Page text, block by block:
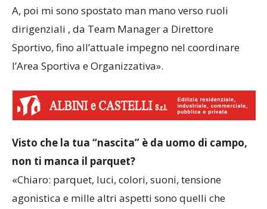
A, poi mi sono spostato man mano verso ruoli
dirigenziali , da Team Manager a Direttore
Sportivo, fino all’attuale impegno nel coordinare
l’Area Sportiva e Organizzativa».
Visto che la tua “nascita” è da uomo di campo,
non ti manca il parquet?
«Chiaro: parquet, luci, colori, suoni, tensione
agonistica e mille altri aspetti sono quelli che